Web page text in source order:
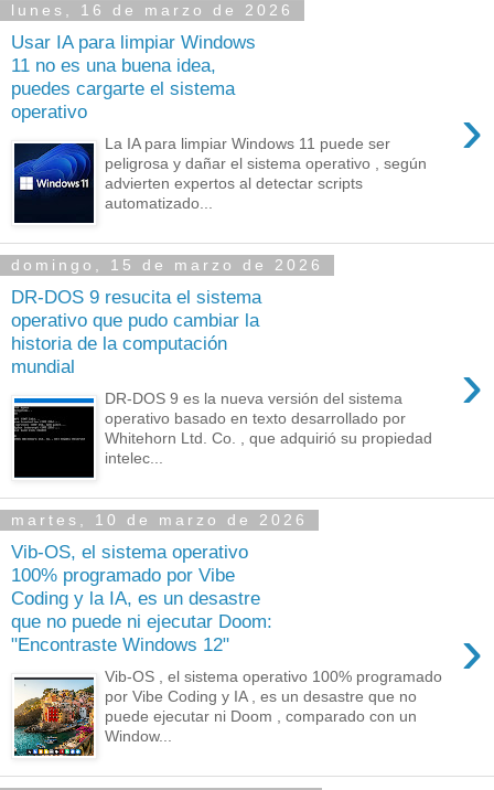
lunes, 16 de marzo de 2026
Usar IA para limpiar Windows
11 no es una buena idea,
puedes cargarte el sistema
operativo
›
La IA para limpiar Windows 11 puede ser
peligrosa y dañar el sistema operativo , según
advierten expertos al detectar scripts
automatizado...
domingo, 15 de marzo de 2026
DR-DOS 9 resucita el sistema
operativo que pudo cambiar la
historia de la computación
mundial
›
DR-DOS 9 es la nueva versión del sistema
operativo basado en texto desarrollado por
Whitehorn Ltd. Co. , que adquirió su propiedad
intelec...
martes, 10 de marzo de 2026
Vib-OS, el sistema operativo
100% programado por Vibe
Coding y la IA, es un desastre
que no puede ni ejecutar Doom:
"Encontraste Windows 12"
›
Vib-OS , el sistema operativo 100% programado
por Vibe Coding y IA , es un desastre que no
puede ejecutar ni Doom , comparado con un
Window...